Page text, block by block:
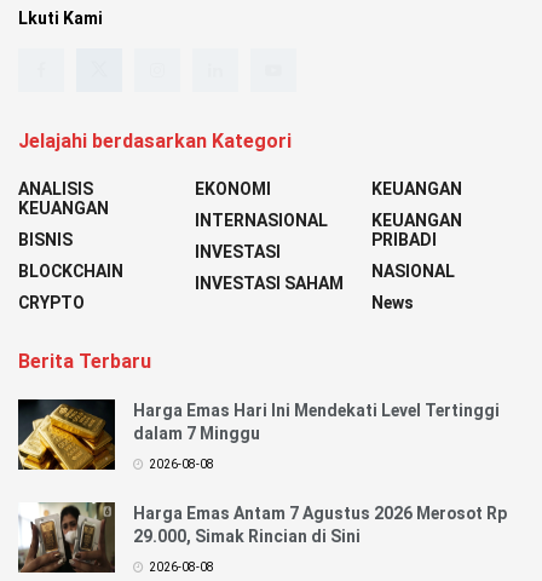
Lkuti Kami
Jelajahi berdasarkan Kategori
ANALISIS
KEUANGAN
BISNIS
BLOCKCHAIN
CRYPTO
EKONOMI
INTERNASIONAL
INVESTASI
INVESTASI SAHAM
KEUANGAN
KEUANGAN
PRIBADI
NASIONAL
News
Berita Terbaru
Harga Emas Hari Ini Mendekati Level Tertinggi
dalam 7 Minggu
2026-08-08
Harga Emas Antam 7 Agustus 2026 Merosot Rp
29.000, Simak Rincian di Sini
2026-08-08